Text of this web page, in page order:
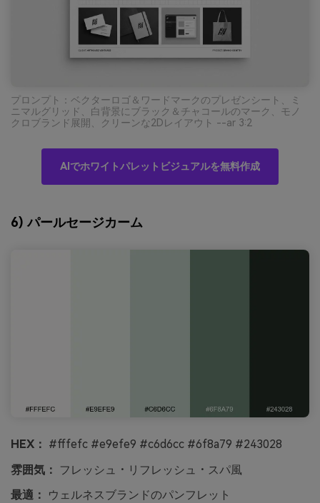
プロンプト：ベクターロゴ＆ワードマークのプレゼンシート、ミ
ニマルグリッド、白背景にブラック＆チャコールのマーク、モノ
クロブランド展開、クリーンな2Dレイアウト --ar 3:2
AIでホワイトパレットビジュアルを無料作成
6) パールセージカーム
HEX： #fffefc #e9efe9 #c6d6cc #6f8a79 #243028
雰囲気：
フレッシュ・リフレッシュ・スパ風
最適：
ウェルネスブランドのパンフレット